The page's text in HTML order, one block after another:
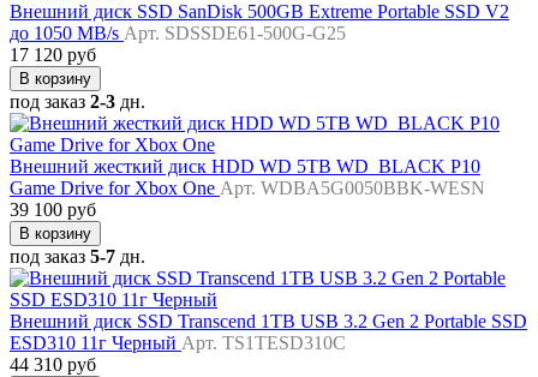
Внешний диск SSD SanDisk 500GB Extreme Portable SSD V2
до 1050 MB/s Арт. SDSSDE61-500G-G25
17 120 руб
В корзину
под заказ 2-3 дн.
Внешний жесткий диск HDD WD 5TB WD_BLACK P10
Game Drive for Xbox One Арт. WDBA5G0050BBK-WESN
39 100 руб
В корзину
под заказ 5-7 дн.
Внешний диск SSD Transcend 1TB USB 3.2 Gen 2 Portable SSD
ESD310 11г Черный Арт. TS1TESD310C
44 310 руб